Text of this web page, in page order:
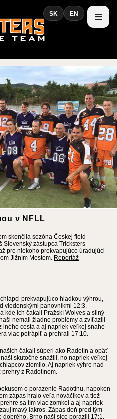
v NFLL
skončila sezóna Českej field
Slovenský zástupca Tricksters
pre niekoho prekvapujúco úradujúci
Jižním Mestom. Reportáž
prekvapujúco hladkou výhrou,
viedenskými panovníkmi 12:3.
kde ich čakali Pražskí Wolves a silný
nemali žiadne problémy a zvíťazili
iného cesta a aj napriek veľkej snahe
viac potrápiť a prehrali 17:10.
čakali súperi ako Radotín a opäť
skutočne snažili, no napriek veľkej
zlomilo. Aj napriek výhre nad
z Radotínom.
o porazenie Radotínu, napokon
zápas hralo veľa nováčikov a tiež
sa tím viac zomkol a aj napriek
lakros. Zápas deň pred tým
dobrého. Brno naši síce porazili 17:1,
SK EN